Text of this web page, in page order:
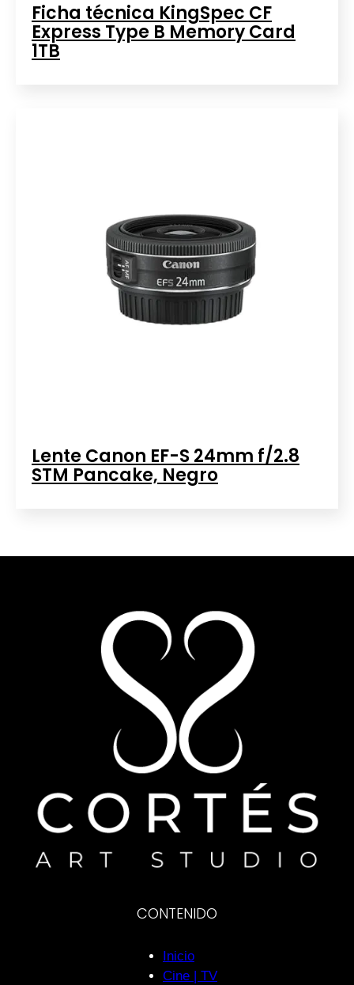
Ficha técnica KingSpec CF
Express Type B Memory Card
1TB
Lente Canon EF-S 24mm f/2.8
STM Pancake, Negro
CONTENIDO
Inicio
Cine | TV